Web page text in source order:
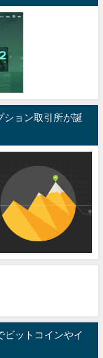
ション取引所が誕
ビットコインやイ